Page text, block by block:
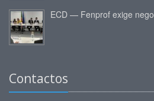
ECD — Fenprof exige
Contactos